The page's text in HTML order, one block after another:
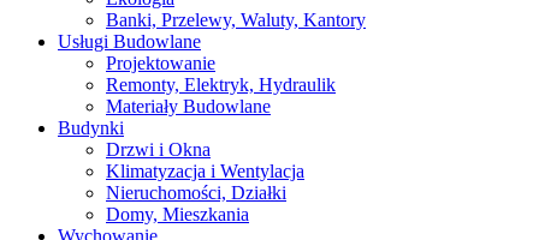
Banki, Przelewy, Waluty, Kantory
Usługi Budowlane
Projektowanie
Remonty, Elektryk, Hydraulik
Materiały Budowlane
Budynki
Drzwi i Okna
Klimatyzacja i Wentylacja
Nieruchomości, Działki
Domy, Mieszkania
Wychowanie